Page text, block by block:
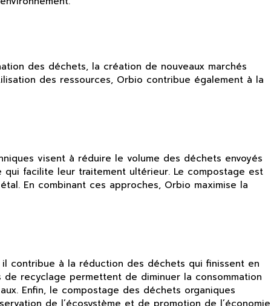
des déchets, la création de nouveaux marchés
des ressources, Orbio contribue également à la
visent à réduire le volume des déchets envoyés
facilite leur traitement ultérieur. Le compostage est
En combinant ces approches, Orbio maximise la
contribue à la réduction des déchets qui finissent en
recyclage permettent de diminuer la consommation
Enfin, le compostage des déchets organiques